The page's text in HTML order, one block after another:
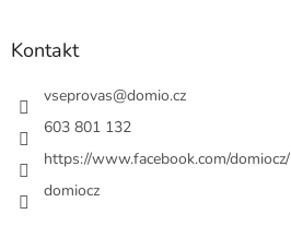
Kontakt
vseprovas@domio.cz
603 801 132
https://www.facebook.com/domiocz/
domiocz